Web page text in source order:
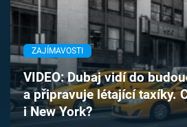
Pořady
TV Program
Časopis
Sledujte prima+
ZAJÍMAVOSTI
VIDEO: Dubaj vidí do
a připravuje létající taxíky.
i New York?